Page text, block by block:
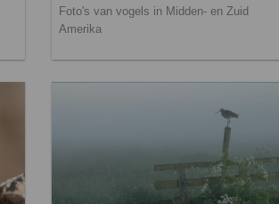
Foto's van vogels in Midden- en Zuid
Amerika